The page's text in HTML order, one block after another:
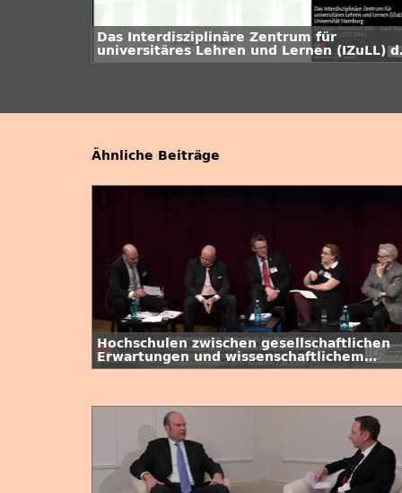
Das Interdisziplinäre Zentrum für
universitäres Lehren und Lernen (IZuLL)
Universität Hamburg
Ähnliche Beiträge
Hochschulen zwischen gesellschaftlichen
Erwartungen und wissenschaftlichem
Selbstverständnis